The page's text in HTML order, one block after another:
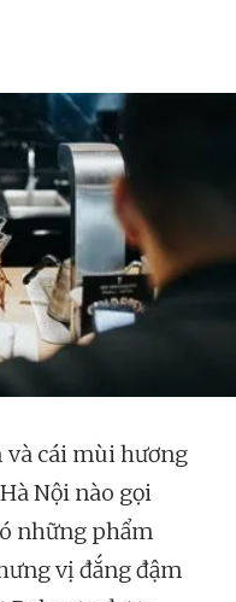
và cái mùi hương
Nội nào gọi
những phẩm
vị đắng đậm